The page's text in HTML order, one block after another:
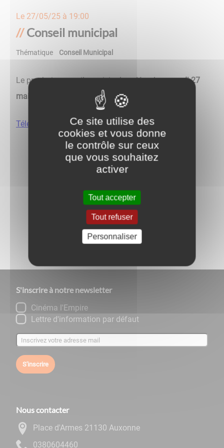
Le 27/05/25 à 19:00
Conseil municipal
Thématique Conseil Municipal
Le prochain conseil municipal se dérouleramardi 27
mai à 19h
en salle du conseil municipal.
Téléchargez l'ordre du jour
Retour aux évènements
S'inscrire à notre newsletter
Cinéma l'Empire
Lettre d'information par défaut
S'inscrire
Nous contacter
Place d'Armes 21130 Auxonne
0644060830
Ce site utilise des
cookies et vous donne
le contrôle sur ceux
que vous souhaitez
activer
Tout accepter
Tout refuser
Personnaliser